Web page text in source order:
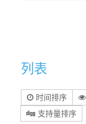
列表
时间排序
支持量排序